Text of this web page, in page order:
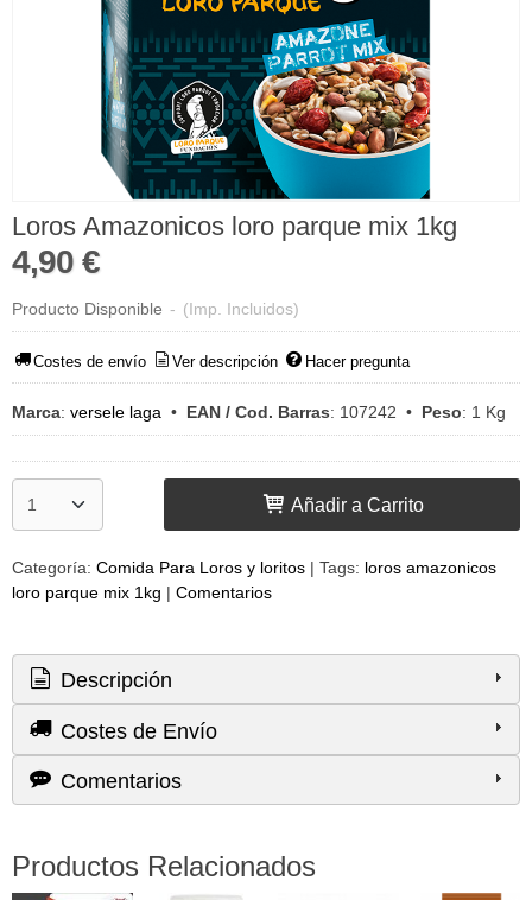
Loros Amazonicos loro parque mix 1kg
4,90 €
Producto Disponible - (Imp. Incluidos)
Costes de envío Ver descripción Hacer pregunta
Marca: versele laga • EAN / Cod. Barras: 107242 • Peso: 1 Kg
Añadir a Carrito
Categoría: Comida Para Loros y loritos | Tags: loros amazonicos
loro parque mix 1kg | Comentarios
Descripción
Costes de Envío
Comentarios
Productos Relacionados